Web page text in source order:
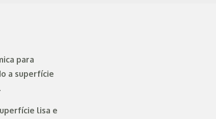
para
a superfície
lisa e